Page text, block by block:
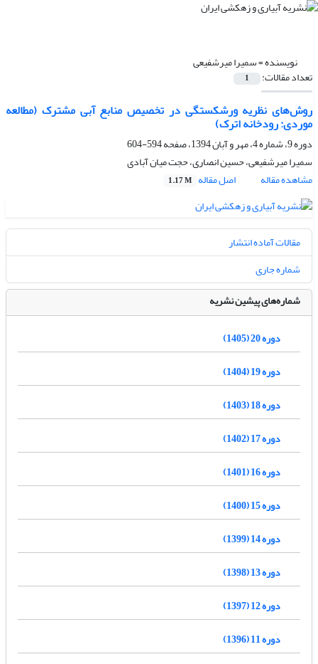
نویسنده =سمیرا میرشفیعی
تعداد مقالات: 1
روش‌های نظریه ورشکستگی در تخصیص منابع آبی مشترک (مطالعه
موردی: رودخانه اترک)
دوره 9، شماره 4، مهر و آبان 1394، صفحه
594-604
سمیرا میرشفیعی، حسین انصاری، حجت میان آبادی
مشاهده مقاله
اصل مقاله 1.17 M
مقالات آماده انتشار
شماره جاری
شماره‌های پیشین نشریه
دوره 20 (1405)
دوره 19 (1404)
دوره 18 (1403)
دوره 17 (1402)
دوره 16 (1401)
دوره 15 (1400)
دوره 14 (1399)
دوره 13 (1398)
دوره 12 (1397)
دوره 11 (1396)